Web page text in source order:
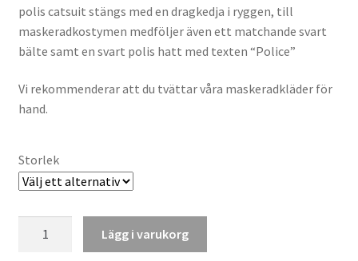
polis catsuit stängs med en dragkedja i ryggen, till
maskeradkostymen medföljer även ett matchande svart
bälte samt en svart polis hatt med texten “Police”
Vi rekommenderar att du tvättar våra maskeradkläder för
hand.
Storlek
Lägg i varukorg